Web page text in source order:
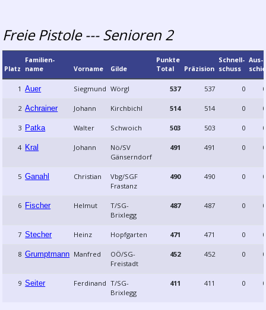
Freie Pistole --- Senioren 2
Platz
Familien­
name
Vorname Gilde
Punkte
Total
Präzision
Schnell­
schuss
Aus­
1 Auer Siegmund Wörgl 537 537 0 0
2 Achrainer Johann Kirchbichl 514 514 0 0
3 Patka Walter Schwoich 503 503 0 0
4 Kral Johann
Nö/SV
Gänserndorf
491 491 0 0
5 Ganahl Christian
Vbg/SGF
Frastanz
490 490 0 0
6 Fischer Helmut
T/SG-
Brixlegg
487 487 0 0
7 Stecher Heinz Hopfgarten 471 471 0 0
8 Grumptmann Manfred
OÖ/SG-
Freistadt
452 452 0 0
9 Seiter Ferdinand T/SG-
Brixlegg
411 411 0 0